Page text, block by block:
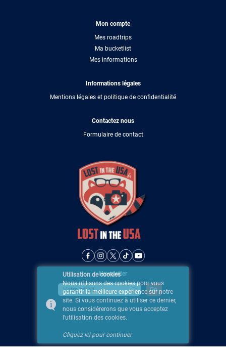
Mon compte
Mes roadtrips
Ma bucketlist
Mes informations
Informations légales
Mentions légales et politique de confidentialité
Contactez nous
Formulaire de contact
Newsletter
Utilisation de cookies
Nous utilisons des cookies pour vous
garantir la meilleure expérience sur notre
site. Si vous continuez à utiliser ce dernier,
nous considérerons que vous acceptez
l'utilisation des cookies.
Cliquez ici pour continuer